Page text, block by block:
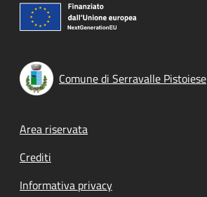
Comune di Serravalle Pistoiese
Footer menu
Area riservata
Crediti
Informativa privacy